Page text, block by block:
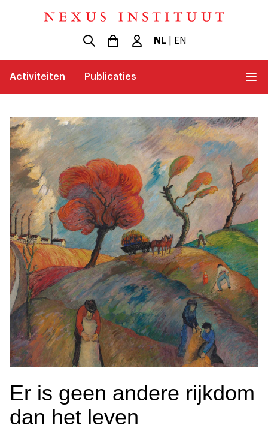
NL| EN
Activiteiten Publicaties
Er is geen andere rijkdom
dan het leven